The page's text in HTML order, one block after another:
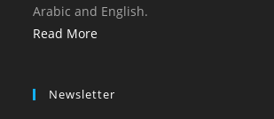
Arabic and English.
Read More
Newsletter